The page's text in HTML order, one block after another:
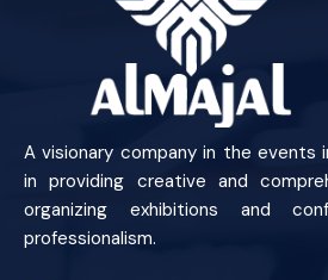
A visionary company in the events
in providing creative and
organizing exhibitions and
professionalism.